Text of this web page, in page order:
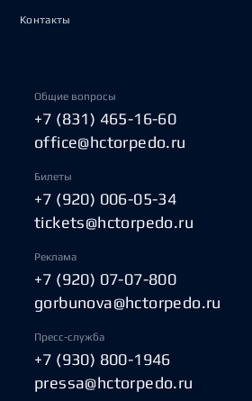
Контакты
Общие вопросы
+7 (831) 465-16-60
office@hctorpedo.ru
Билеты
+7 (920) 006-05-34
tickets@hctorpedo.ru
Реклама
+7 (920) 07-07-800
gorbunova@hctorpedo.ru
Пресс-служба
+7 (930) 800-1946
pressa@hctorpedo.ru